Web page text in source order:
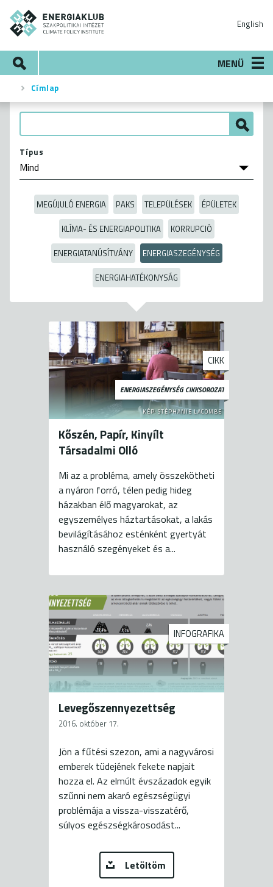
Ugrás
tartalomra
English
MENÜ
Morzsa
Címlap
Típus
MEGÚJULÓ ENERGIA PAKS TELEPÜLÉSEK
ÉPÜLETEK
KLÍMA- ÉS ENERGIAPOLITIKA
KORRUPCIÓ
ENERGIATANÚSÍTVÁNY
ENERGIASZEGÉNYSÉG
ENERGIAHATÉKONYSÁG
KÉP: STÉPHANIE LACOMBE
CIKK
ENERGIASZEGÉNYSÉG CIKKSOROZAT
Kőszén, Papír, Kinyílt
Társadalmi Olló
Mi az a probléma, amely összekötheti
a nyáron forró, télen pedig hideg
házakban élő magyarokat, az
egyszemélyes háztartásokat, a lakás
bevilágításához esténként gyertyát
használó szegényeket és a...
INFOGRAFIKA
Levegőszennyezettség
2016. október 17.
Jön a fűtési szezon, ami a nagyvárosi
emberek tüdejének fekete napjait
hozza el. Az elmúlt évszázadok egyik
szűnni nem akaró egészségügyi
problémája a vissza-visszatérő,
súlyos egészségkárosodást...
Letöltöm